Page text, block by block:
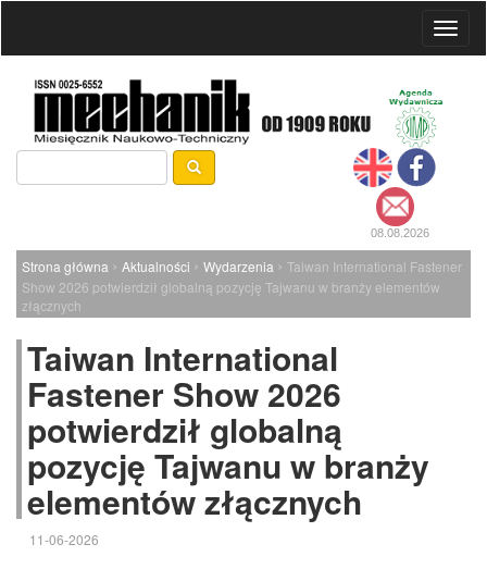
08.08.2026
Strona główna › Aktualności › Wydarzenia › Taiwan International Fastener
Show 2026 potwierdził globalną pozycję Tajwanu w branży elementów
złącznych
Taiwan International
Fastener Show 2026
potwierdził globalną
pozycję Tajwanu w branży
elementów złącznych
11-06-2026